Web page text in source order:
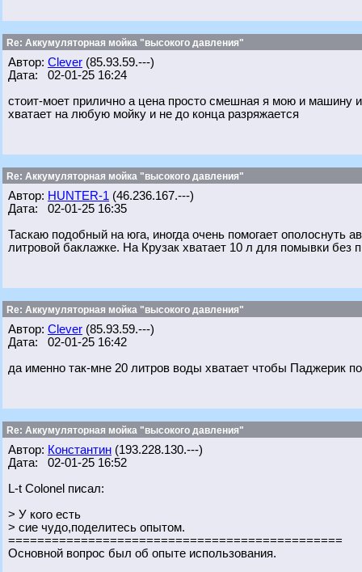
Re: Аккумуляторная мойка "высокого давления"
Автор: Clever (85.93.59.---)
Дата: 02-01-25 16:24
стоит-моет прилично а цена просто смешная я мою и машину
хватает на любую мойку и не до конца разряжается
Re: Аккумуляторная мойка "высокого давления"
Автор: HUNTER-1 (46.236.167.---)
Дата: 02-01-25 16:35
Таскаю подобный на юга, иногда очень помогает ополоснуть
литровой баклажке. На Крузак хватает 10 л для помывки без
Re: Аккумуляторная мойка "высокого давления"
Автор: Clever (85.93.59.---)
Дата: 02-01-25 16:42
да именно так-мне 20 литров воды хватает чтобы Паджерик
Re: Аккумуляторная мойка "высокого давления"
Автор: Константин (193.228.130.---)
Дата: 02-01-25 16:52
L-t Colonel писал:
> У кого есть
> сие чудо,поделитесь опытом.
==============================================
Основной вопрос был об опыте использования.